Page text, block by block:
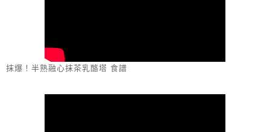
抹爆！半熟融心抹茶乳酪塔 食譜